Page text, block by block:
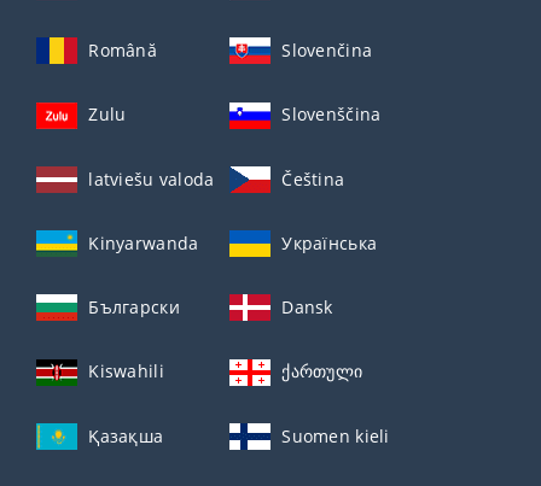
Română Slovenčina
Zulu Slovenščina
latviešu valoda Čeština
Kinyarwanda Українська
Български Dansk
Kiswahili ქართული
Қазақша Suomen kieli